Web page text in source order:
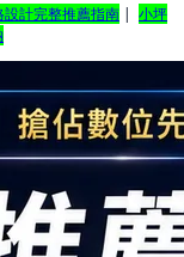
計完整推薦指南 | 小坪